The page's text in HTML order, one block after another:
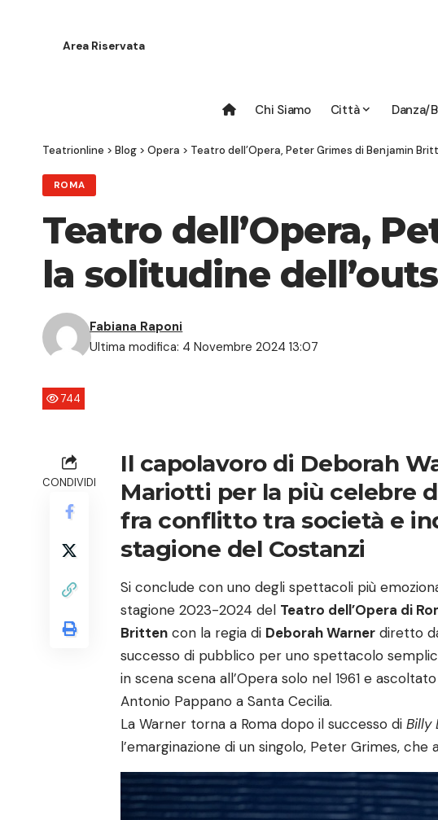
Area Riservata
Chi Siamo Città Danza/
Teatrionline > Blog > Opera > Teatro dell’Opera, Peter Grimes di Benjamin
ROMA
Teatro dell’Opera,
la solitudine
Ultima modifica: 4 Novembre 2024 13:07
Fabiana Raponi
744
CONDIVIDI
Il capolavoro di Deborah
Mariotti per la più celebre
fra conflitto tra società e
stagione del Costanzi
Si conclude con uno degli spettacoli più
stagione 2023-2024 del Teatro dell’Opera di
Britten con la regia di Deborah Warner diretto
successo di pubblico per uno spettacolo
in scena scena all’Opera solo nel 1961 e
Antonio Pappano a Santa Cecilia.
La Warner torna a Roma dopo il successo di Billy
l’emarginazione di un singolo, Peter Grimes,